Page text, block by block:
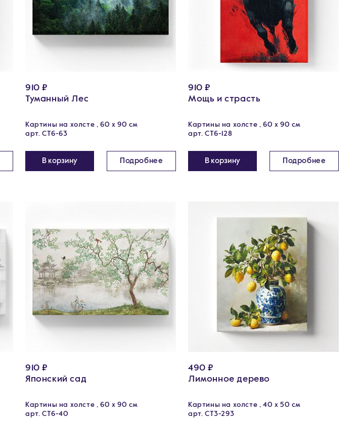
910 ₽
Туманный Лес
Картины на холсте , 60 х 90 см
арт. CT6-63
В корзину Подробнее
910 ₽
Мощь и страсть
Картины на холсте , 60 х 90 см
арт. CT6-128
В корзину Подробнее
910 ₽
Японский сад
Картины на холсте , 60 х 90 см
арт. CT6-40
490 ₽
Лимонное дерево
Картины на холсте , 40 х 50 см
арт. CT3-293